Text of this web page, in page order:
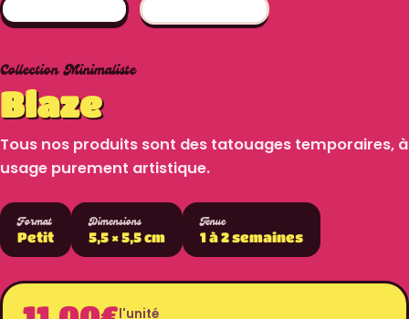
Collection Minimaliste
Blaze
Tous nos produits sont des tatouages temporaires, à
usage purement artistique.
Format
Petit
Dimensions
5,5 × 5,5 cm
Tenue
1 à 2 semaines
l'unité